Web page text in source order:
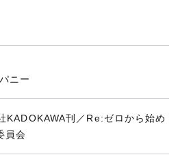
ニー
KADOKAWA刊／Re:ゼロから始め
員会